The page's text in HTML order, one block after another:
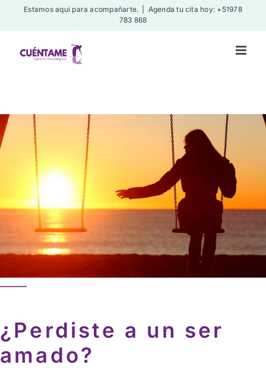
Estamos aquí para acompañarte.
Agenda tu cita hoy: +51978
783 868
¿Perdiste a un ser
amado?